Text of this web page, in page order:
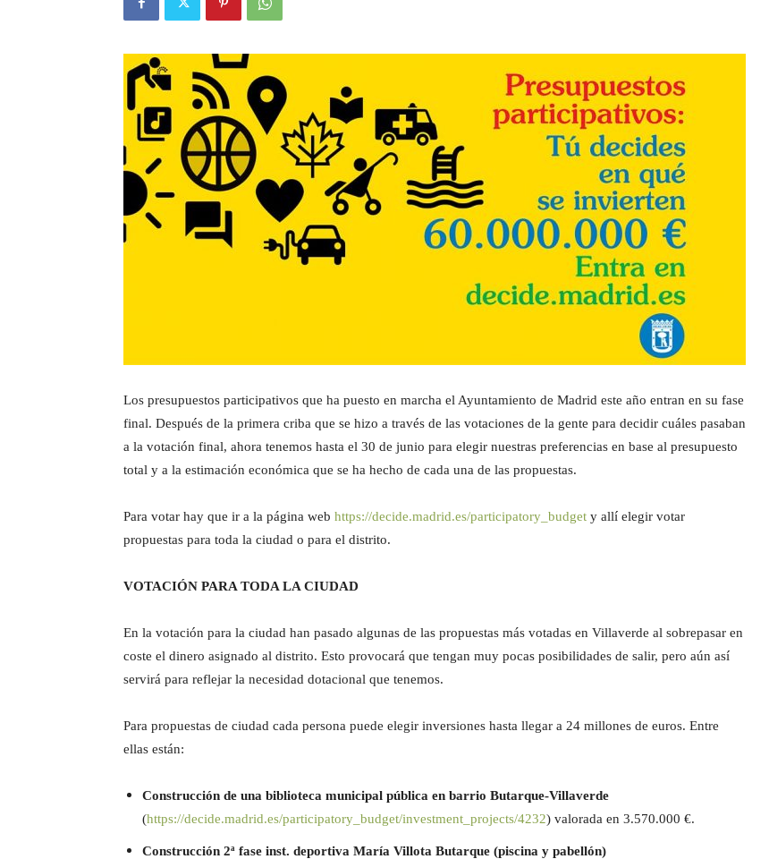
de
Butarque
Los presupuestos participativos que ha puesto en marcha el Ayuntamiento de Madrid este año entran en su fase
final. Después de la primera criba que se hizo a través de las votaciones de la gente para decidir cuáles pasaban
a la votación final, ahora tenemos hasta el 30 de junio para elegir nuestras preferencias en base al presupuesto
total y a la estimación económica que se ha hecho de cada una de las propuestas.
Para votar hay que ir a la página web https://decide.madrid.es/participatory_budget y allí elegir votar
propuestas para toda la ciudad o para el distrito.
VOTACIÓN PARA TODA LA CIUDAD
En la votación para la ciudad han pasado algunas de las propuestas más votadas en Villaverde al sobrepasar en
coste el dinero asignado al distrito. Esto provocará que tengan muy pocas posibilidades de salir, pero aún así
servirá para reflejar la necesidad dotacional que tenemos.
Para propuestas de ciudad cada persona puede elegir inversiones hasta llegar a 24 millones de euros. Entre
ellas están:
Construcción de una biblioteca municipal pública en barrio Butarque-Villaverde
(https://decide.madrid.es/participatory_budget/investment_projects/4232) valorada en 3.570.000 €.
Construcción 2ª fase inst. deportiva María Villota Butarque (piscina y pabellón)